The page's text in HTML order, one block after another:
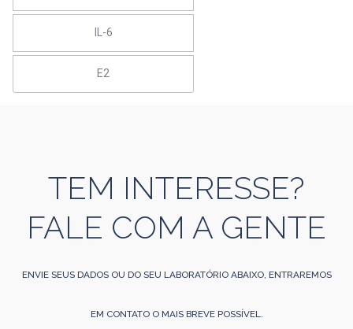
IL-6
E2
TEM INTERESSE?
FALE COM A GENTE
ENVIE SEUS DADOS OU DO SEU LABORATÓRIO ABAIXO, ENTRAREMOS
EM CONTATO O MAIS BREVE POSSÍVEL.